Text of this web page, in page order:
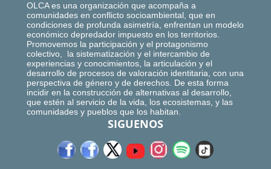
OLCA es una organización que acompaña a
comunidades en conflicto socioambiental, que en
condiciones de profunda asimetría, enfrentan un modelo
económico depredador impuesto en los territorios.
Promovemos la participación y el protagonismo
colectivo, la sistematización y el intercambio de
experiencias y conocimientos, la articulación y el
desarrollo de procesos de valoración identitaria, con una
perspectiva de género y de derechos. De esta forma
incidir en la construcción de alternativas al desarrollo,
que estén al servicio de la vida, los ecosistemas, y las
comunidades y pueblos que los habitan.
SIGUENOS